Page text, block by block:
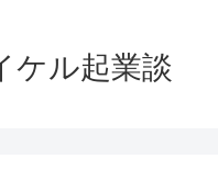
ケル起業談